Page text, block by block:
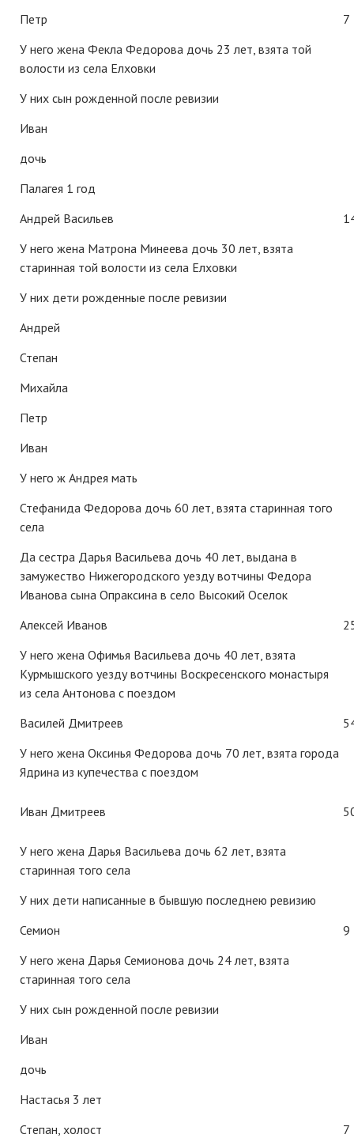
Петр
7
У него жена Фекла Федорова дочь 23 лет, взята той
волости из села Елховки
У них сын рожденной после ревизии
Иван
дочь
Палагея 1 год
Андрей Васильев
У него жена Матрона Минеева дочь 30 лет, взята
старинная той волости из села Елховки
У них дети рожденные после ревизии
Андрей
Степан
Михайла
Петр
Иван
У него ж Андрея мать
Стефанида Федорова дочь 60 лет, взята старинная того
села
Да сестра Дарья Васильева дочь 40 лет, выдана в
замужество Нижегородского уезду вотчины Федора
Иванова сына Опраксина в село Высокий Оселок
Алексей Иванов
У него жена Офимья Васильева дочь 40 лет, взята
Курмышского уезду вотчины Воскресенского монастыря
из села Антонова с поездом
Василей Дмитреев
У него жена Оксинья Федорова дочь 70 лет, взята города
Ядрина из купечества с поездом
Иван Дмитреев
У него жена Дарья Васильева дочь 62 лет, взята
старинная того села
У них дети написанные в бывшую последнею ревизию
Семион
9
У него жена Дарья Семионова дочь 24 лет, взята
старинная того села
У них сын рожденной после ревизии
Иван
дочь
Настасья 3 лет
Степан, холост
7